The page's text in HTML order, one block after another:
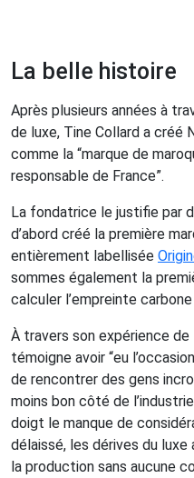
La belle histoire
Après plusieurs années à
de luxe, Tine Collard a créé
comme la “marque de
responsable de France”.
La fondatrice le justifie par
d’abord créé la première
entièrement labellisée
sommes également la
calculer l’empreinte
À travers son expérience
témoigne avoir “eu
de rencontrer des gens
moins bon côté de
doigt le manque de
délaissé, les dérives du luxe
la production sans aucune